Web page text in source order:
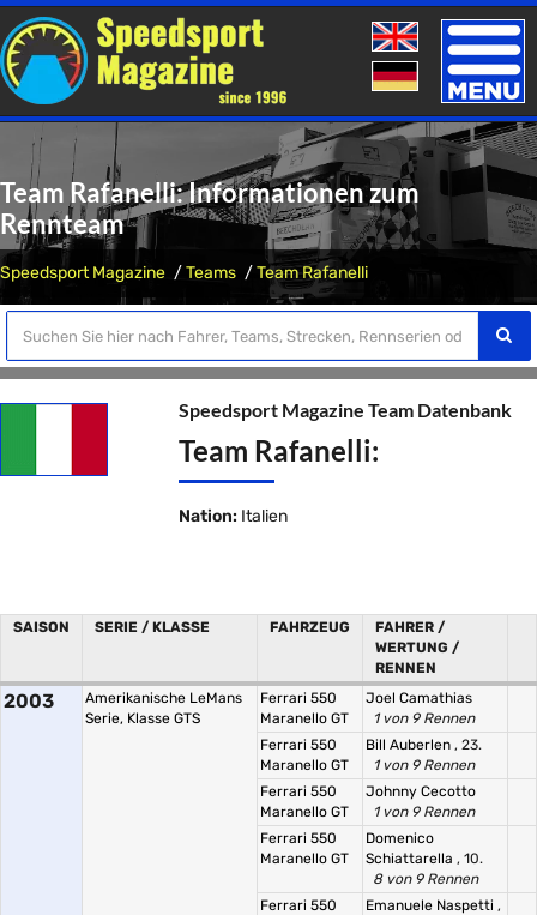
Toggle
Team Rafanelli: Informationen zum
Rennteam
Speedsport Magazine Teams Team Rafanelli
Speedsport Magazine Team Datenbank
Team Rafanelli:
Nation: Italien
SAISON SERIE / KLASSE FAHRZEUG
FAHRER /
WERTUNG /
RENNEN
2003
Amerikanische LeMans
Serie, Klasse GTS
Ferrari 550
Maranello GT
Joel Camathias
1 von 9 Rennen
Ferrari 550
Maranello GT
Bill Auberlen , 23.
1 von 9 Rennen
Ferrari 550
Maranello GT
Johnny Cecotto
1 von 9 Rennen
Ferrari 550
Maranello GT
Domenico
Schiattarella , 10.
8 von 9 Rennen
Ferrari 550
Emanuele Naspetti ,